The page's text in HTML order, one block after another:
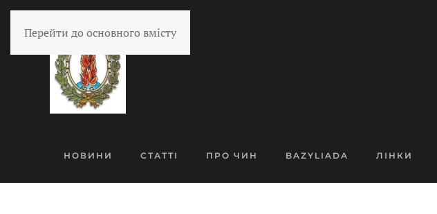
Перейти до основного вмісту
НОВИНИ СТАТТІ ПРО ЧИН BAZYLIADA ЛІНКИ